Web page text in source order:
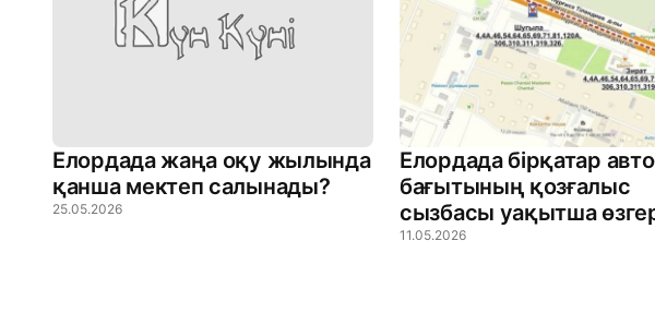
Елордада жаңа оқу жылында
қанша мектеп салынады?
25.05.2026
Елордада бірқатар
бағытының қозғалыс
сызбасы уақытша
11.05.2026